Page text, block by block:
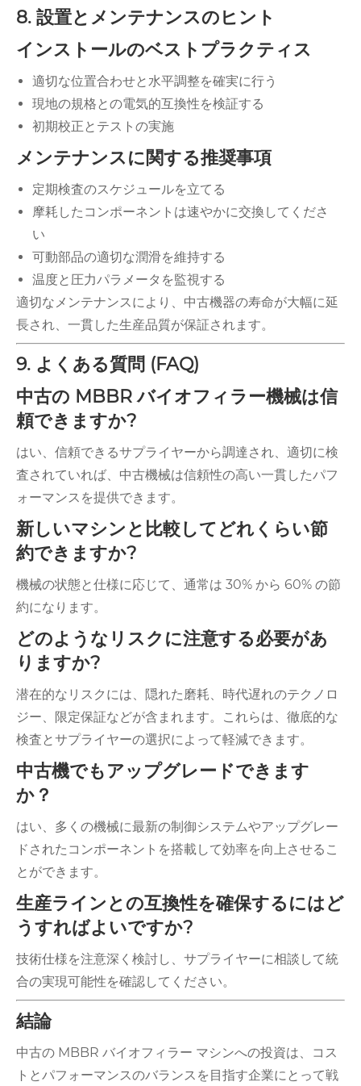
8. 設置とメンテナンスのヒント
インストールのベストプラクティス
適切な位置合わせと水平調整を確実に行う
現地の規格との電気的互換性を検証する
初期校正とテストの実施
メンテナンスに関する推奨事項
定期検査のスケジュールを立てる
摩耗したコンポーネントは速やかに交換してくださ
い
可動部品の適切な潤滑を維持する
温度と圧力パラメータを監視する
適切なメンテナンスにより、中古機器の寿命が大幅に延
長され、一貫した生産品質が保証されます。
9. よくある質問 (FAQ)
中古の MBBR バイオフィラー機械は信
頼できますか?
はい、信頼できるサプライヤーから調達され、適切に検
査されていれば、中古機械は信頼性の高い一貫したパフ
ォーマンスを提供できます。
新しいマシンと比較してどれくらい節
約できますか?
機械の状態と仕様に応じて、通常は 30% から 60% の節
約になります。
どのようなリスクに注意する必要があ
りますか?
潜在的なリスクには、隠れた磨耗、時代遅れのテクノロ
ジー、限定保証などが含まれます。これらは、徹底的な
検査とサプライヤーの選択によって軽減できます。
中古機でもアップグレードできます
か？
はい、多くの機械に最新の制御システムやアップグレー
ドされたコンポーネントを搭載して効率を向上させるこ
とができます。
生産ラインとの互換性を確保するにはど
うすればよいですか?
技術仕様を注意深く検討し、サプライヤーに相談して統
合の実現可能性を確認してください。
結論
中古の MBBR バイオフィラー マシンへの投資は、コス
トとパフォーマンスのバランスを目指す企業にとって戦